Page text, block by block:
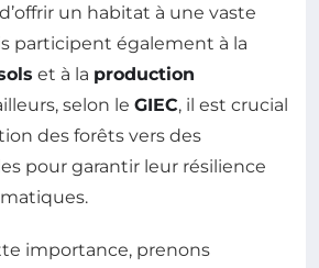
un habitat à une vaste
participent également à la
et à la production
selon le GIEC, il est crucial
des forêts vers des
pour garantir leur résilience
importance, prenons